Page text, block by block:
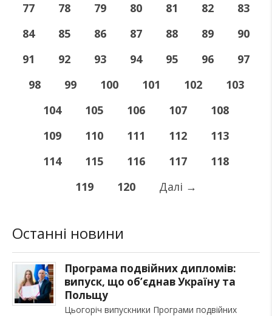
77
78 79 80 81 82
83
84
85 86 87 88 89
90
91
92 93 94 95 96
97
98
99 100 101 102
103
104
105 106 107
108
109
110 111 112
113
114
115 116 117
118
119
120 Далі →
Останні новини
Програма подвійних дипломів:
випуск, що об’єднав Україну та
Польщу
Цьогоріч випускники Програми подвійних